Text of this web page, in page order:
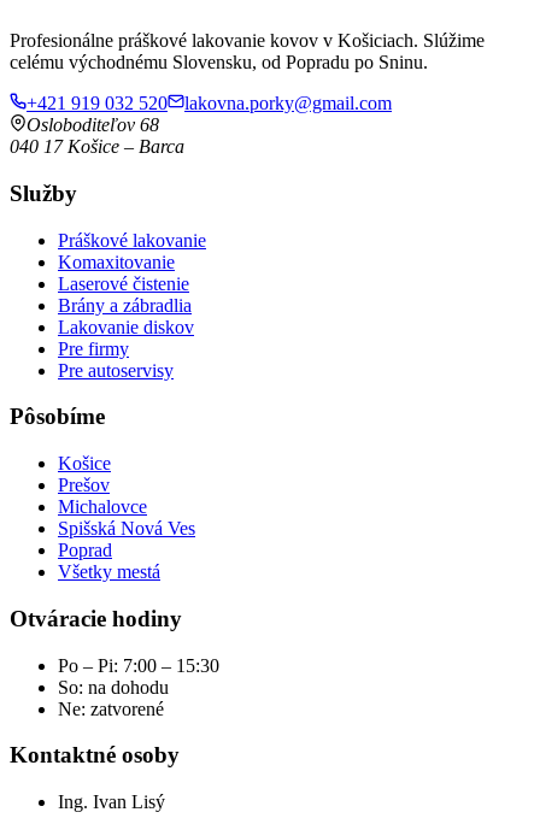
Profesionálne práškové lakovanie kovov v Košiciach. Slúžime
celému východnému Slovensku, od Popradu po Sninu.
+421 919 032 520
lakovna.porky@gmail.com
Osloboditeľov 68
040 17 Košice – Barca
Služby
Práškové lakovanie
Komaxitovanie
Laserové čistenie
Brány a zábradlia
Lakovanie diskov
Pre firmy
Pre autoservisy
Pôsobíme
Košice
Prešov
Michalovce
Spišská Nová Ves
Poprad
Všetky mestá
Otváracie hodiny
Po – Pi: 7:00 – 15:30
So: na dohodu
Ne: zatvorené
Kontaktné osoby
Ing. Ivan Lisý